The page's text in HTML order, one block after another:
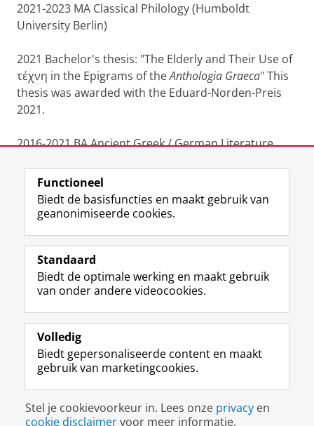
a
l
2021-2023 MA Classical Philology (Humboldt
University Berlin)
2021 Bachelor's thesis: "The Elderly and Their Use of
τέχνη in the Epigrams of theAnthologia Graeca" This
thesis was awarded with the Eduard-Norden-Preis
2021.
2016-2021 BA Ancient Greek / German Literature
Laatst gewijzigd: 20 januari 2025 16:10
Volg de RUG
F
a
e
b
o
p
a
i
n
a
L
i
k
e
I
-
p
g
i
n
R
S
-
f
e
R
k
s
u
I
n
t
r
m
c
c
o
Y
o
T
e
k
a
a
Studiekiezers
Alumni
Over ons
Disclaimer & Copyright
Inloggen
Functioneel
Biedt de basisfuncties en maakt gebruik van
geanonimiseerde cookies.
Standaard
Biedt de optimale werking en maakt gebruik
van onder andere videocookies.
Volledig
Biedt gepersonaliseerde content en maakt
gebruik van marketingcookies.
Stel je cookievoorkeur in. Lees onze privacy en
cookie disclaimervoor meer informatie.